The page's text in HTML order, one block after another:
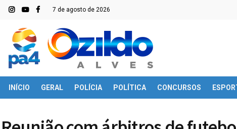
7 de agosto de 2026
INÍCIO GERAL POLÍCIA POLÍTICA CONCURSOS